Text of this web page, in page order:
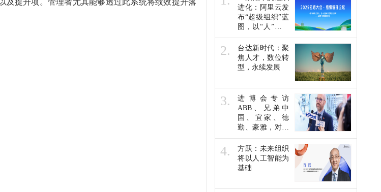
及提升项。管理者尤其能够透过此系统将绩效提升落
进化：阿里云发
布“超级组织”蓝
图，以“人”为本
共赴未来
2.
台达新时代：聚
焦人才，数位转
型，永续发展
3.
进博会专访
ABB、兄弟中
国、宜家、德
勤、豪雅，对于
未来人才发展他
们这么说…
4.
方跃：未来组织
将以人工智能为
基础